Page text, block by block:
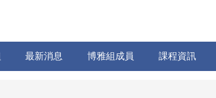
最新消息 博雅組成員 課程資訊